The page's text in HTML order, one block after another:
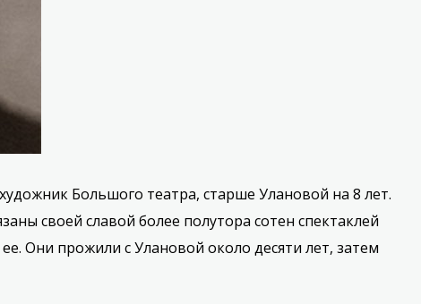
Большого театра, старше Улановой на 8 лет.
своей славой более полутора сотен спектаклей
Они прожили с Улановой около десяти лет, затем